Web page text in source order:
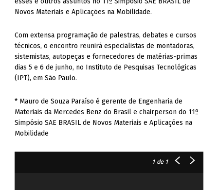
Novos Materiais e Aplicações na Mobilidade.
Com extensa programação de palestras, debates e cursos
técnicos, o encontro reunirá especialistas de montadoras,
sistemistas, autopeças e fornecedores de matérias-primas
dias 5 e 6 de junho, no Instituto de Pesquisas Tecnológicas
(IPT), em São Paulo.
* Mauro de Souza Paraíso é gerente de Engenharia de
Materiais da Mercedes Benz do Brasil e chairperson do 11º
Simpósio SAE BRASIL de Novos Materiais e Aplicações na
Mobilidade
1de 1